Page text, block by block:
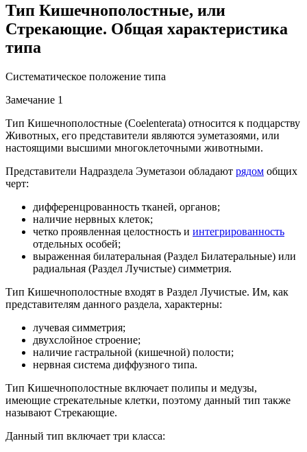
Тип Кишечнополостные, или
Стрекающие. Общая характеристика
типа
Систематическое положение типа
Замечание 1
Тип Кишечнополостные (Coelenterata) относится к подцарству
Животных, его представители являются эуметазоями, или
настоящими высшими многоклеточными животными.
Представители Надраздела Эуметазои обладают рядом общих
черт:
дифференцрованность тканей, органов;
наличие нервных клеток;
четко проявленная целостность и интегрированность
отдельных особей;
выраженная билатеральная (Раздел Билатеральные) или
радиальная (Раздел Лучистые) симметрия.
Тип Кишечнополостные входят в Раздел Лучистые. Им, как
представителям данного раздела, характерны:
лучевая симметрия;
двухслойное строение;
наличие гастральной (кишечной) полости;
нервная система диффузного типа.
Тип Кишечнополостные включает полипы и медузы,
имеющие стрекательные клетки, поэтому данный тип также
называют Стрекающие.
Данный тип включает три класса: